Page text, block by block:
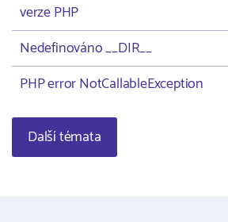
verze PHP
Nedefinováno __DIR__
PHP error NotCallableException
Další témata